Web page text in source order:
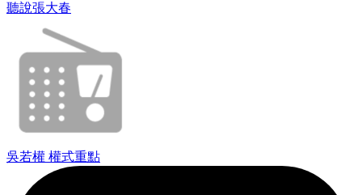
聽說張大春
吳若權 權式重點